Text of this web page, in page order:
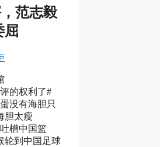
范志毅
屈
的权利了#
没有海胆只
胆太瘦
槽中国篮
轮到中国足球